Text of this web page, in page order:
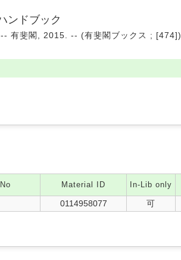
ンドブック
有斐閣, 2015. -- (有斐閣ブックス ; [474]).
Material ID In-Lib only
0114958077 可